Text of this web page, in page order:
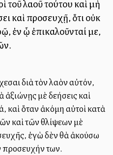
τοῦ λαοῦ τούτου καὶ μὴ
καὶ προσευχῇ, ὅτι οὐκ
ἐν ᾧ ἐπικαλοῦνταί με,
διὰ τὸν λαὸν αὐτόν,
ἀξιώνῃς μὲ δεήσεις καὶ
καὶ ὅταν ἀκόμη αὐτοὶ κατὰ
καὶ τῶν θλίψεων μὲ
ἐγὼ δὲν θὰ ἀκούσω
προσευχήν των.